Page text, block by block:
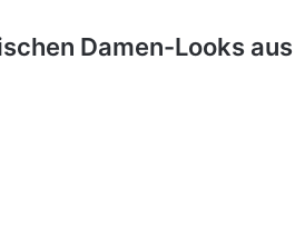
Damen-Looks